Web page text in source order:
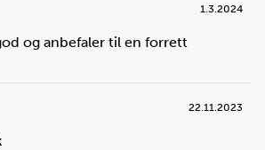
på langs. Legg gjerne
en tallerken eller et lite fat.
1.3.2024
og anbefaler til en forrett
22.11.2023